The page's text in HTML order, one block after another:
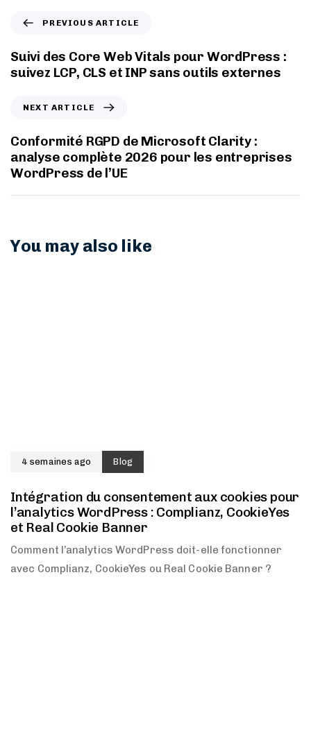
PREVIOUS ARTICLE
Suivi des Core Web Vitals pour WordPress :
suivez LCP, CLS et INP sans outils externes
NEXT ARTICLE
Conformité RGPD de Microsoft Clarity :
analyse complète 2026 pour les entreprises
WordPress de l’UE
You may also like
4 semaines ago Blog
Intégration du consentement aux cookies pour
l’analytics WordPress : Complianz, CookieYes
et Real Cookie Banner
Comment l’analytics WordPress doit-elle fonctionner
avec Complianz, CookieYes ou Real Cookie Banner ?